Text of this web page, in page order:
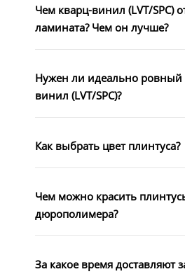
Чем кварц-винил (LVT/SPC)
ламината? Чем он лучше?
Нужен ли идеально ровный
винил (LVT/SPC)?
Как выбрать цвет плинтуса?
Чем можно красить
дюрополимера?
За какое время доставляют